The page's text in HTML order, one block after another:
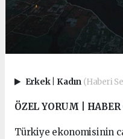
Erkek Kadın (Haberi
ÖZEL YORUM | HABER
Türkiye ekonomisinin